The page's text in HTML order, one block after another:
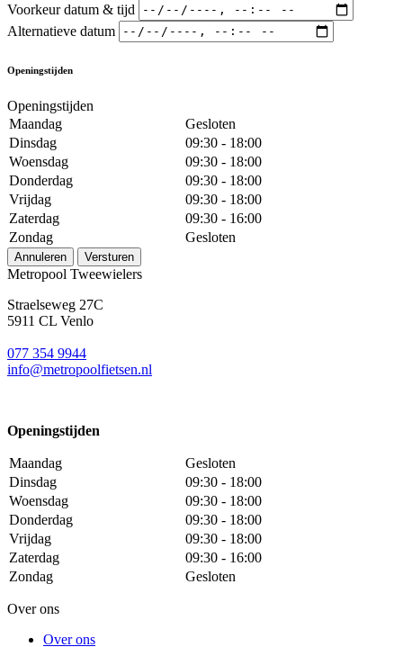
Voorkeur datum & tijd
Alternatieve datum
Openingstijden
Openingstijden
Maandag
Gesloten
Dinsdag
09:30 - 18:00
Woensdag
09:30 - 18:00
Donderdag
09:30 - 18:00
Vrijdag
09:30 - 18:00
Zaterdag
09:30 - 16:00
Zondag
Gesloten
Annuleren Versturen
Metropool Tweewielers
Straelseweg 27C
5911 CL Venlo
077 354 9944
info@metropoolfietsen.nl
Openingstijden
Maandag
Gesloten
Dinsdag
09:30 - 18:00
Woensdag
09:30 - 18:00
Donderdag
09:30 - 18:00
Vrijdag
09:30 - 18:00
Zaterdag
09:30 - 16:00
Zondag
Gesloten
Over ons
Over ons